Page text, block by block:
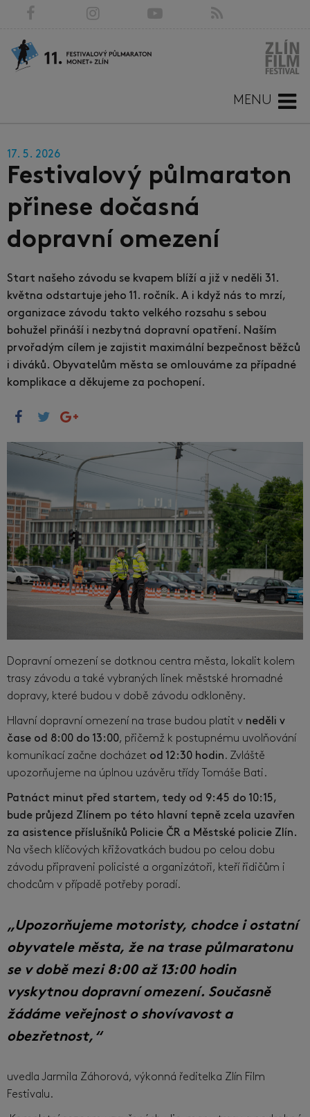
MENU
17. 5. 2026
Festivalový půlmaraton
přinese dočasná
dopravní omezení
Start našeho závodu se kvapem blíží a již v neděli 31.
května odstartuje jeho 11. ročník. A i když nás to mrzí,
organizace závodu takto velkého rozsahu s sebou
bohužel přináší i nezbytná dopravní opatření. Naším
prvořadým cílem je zajistit maximální bezpečnost běžců
i diváků. Obyvatelům města se omlouváme za případné
komplikace a děkujeme za pochopení.
Dopravní omezení se dotknou centra města, lokalit kolem
trasy závodu a také vybraných linek městské hromadné
dopravy, které budou v době závodu odkloněny.
Hlavní dopravní omezení na trase budou platit v neděli v
čase od 8:00 do 13:00, přičemž k postupnému uvolňování
komunikací začne docházet od 12:30 hodin. Zvláště
upozorňujeme na úplnou uzávěru třídy Tomáše Bati.
Patnáct minut před startem, tedy od 9:45 do 10:15,
bude průjezd Zlínem po této hlavní tepně zcela uzavřen
za asistence příslušníků Policie ČR a Městské policie Zlín.
Na všech klíčových křižovatkách budou po celou dobu
závodu připraveni policisté a organizátoři, kteří řidičům i
chodcům v případě potřeby poradí.
„Upozorňujeme motoristy, chodce i ostatní
obyvatele města, že na trase půlmaratonu
se v době mezi 8:00 až 13:00 hodin
vyskytnou dopravní omezení. Současně
žádáme veřejnost o shovívavost a
obezřetnost,“
uvedla Jarmila Záhorová, výkonná ředitelka Zlín Film
Festivalu.